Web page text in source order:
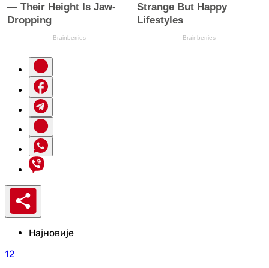
Најновије
12